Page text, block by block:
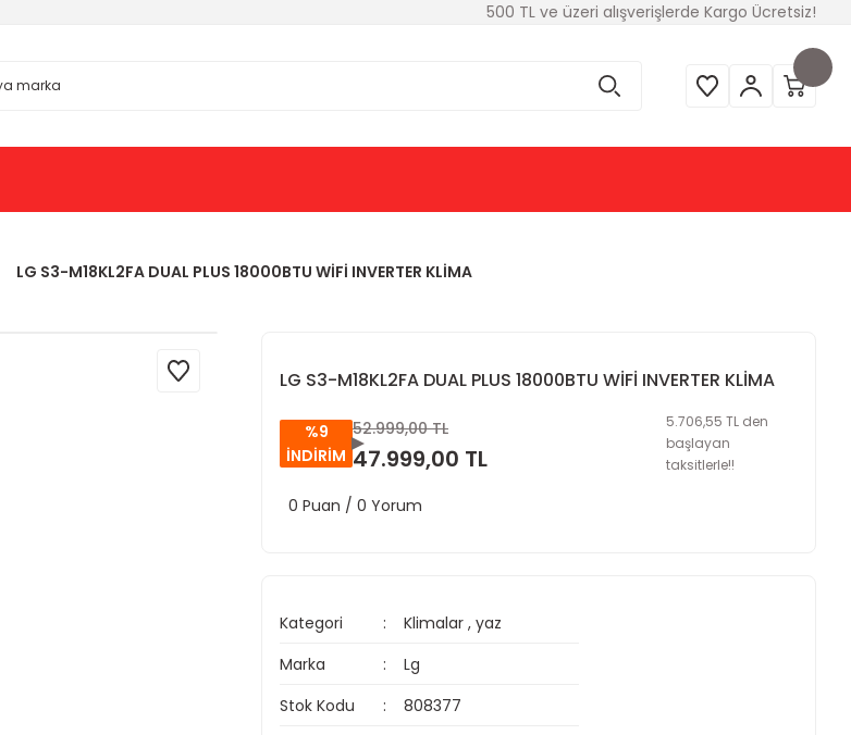
500 TL ve üzeri alışverişlerde Kargo Ücretsiz!
LG S3-M18KL2FA DUAL PLUS 18000BTU WİFİ INVERTER KLİMA
LG S3-M18KL2FA DUAL PLUS 18000BTU WİFİ INVERTER KLİMA
%9
İNDİRİM
52.999,00 TL
47.999,00 TL
5.706,55 TL den
başlayan
taksitlerle!!
0 Puan / 0 Yorum
Kategori Klimalar ,yaz
Marka
Lg
Stok Kodu
808377